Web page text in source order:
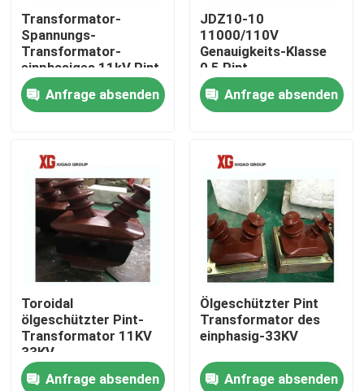
Produkte
Über uns
Fabrik-Ausflug
Qualitätskontrolle
Treten Sie mit uns in Verbindung
Transformator-
Spannungs-
Transformator-
einphasiges 11kV Pint
Anfrage absenden
JDZ10-10
11000/110V
Genauigkeits-Klasse
0,5 Pint-
Transformator-
trockenes Innen
Anfrage absenden
Toroidal
ölgeschützter Pint-
Transformator 11KV
33KV
Anfrage absenden
Ölgeschützter Pint
Transformator des
einphasig-33KV
Anfrage absenden